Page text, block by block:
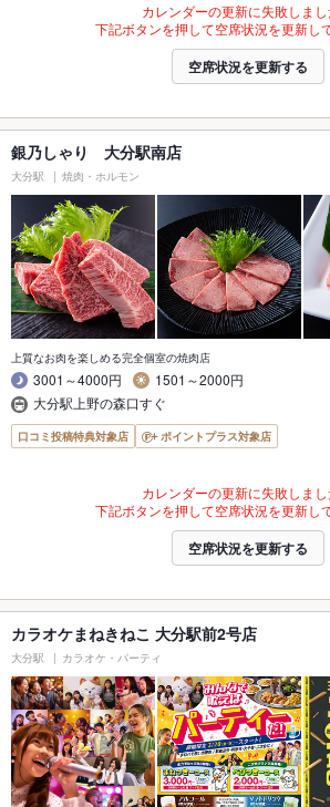
カレンダーの更新に失敗しまし
下記ボタンを押して空席状況を更新し
空席状況を更新する
銀乃しゃり 大分駅南店
大分駅 焼肉・ホルモン
上質なお肉を楽しめる完全個室の焼肉店
3001～4000円
1501～2000円
大分駅上野の森口すぐ
口コミ投稿特典対象店 ポイントプラス対象店
カレンダーの更新に失敗しまし
下記ボタンを押して空席状況を更新し
空席状況を更新する
カラオケまねきねこ 大分駅前2号店
大分駅 カラオケ・パーティ